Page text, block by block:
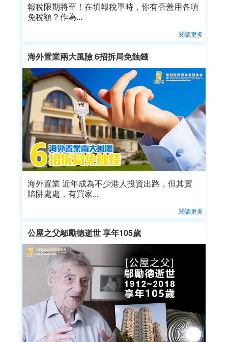
報稅限期將至！在填報稅單時，你有否善用各項
免稅額？作為...
閱讀更多
海外置業兩大風險 6招拆局免蝕錢
海外置業 近年成為不少港人投資出路，但其實
陷阱處處，有買家...
閱讀更多
公屋之父鄔勵德逝世 享年105歲